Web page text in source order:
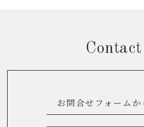
Contact
お問合せフォームか